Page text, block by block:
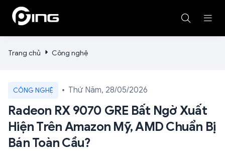
Trang chủ Công nghệ
CÔNG NGHỆ Thứ Năm, 28/05/2026
Radeon RX 9070 GRE Bất Ngờ Xuất
Hiện Trên Amazon Mỹ, AMD Chuẩn Bị
Bán Toàn Cầu?